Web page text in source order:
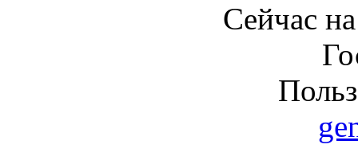
Сейчас